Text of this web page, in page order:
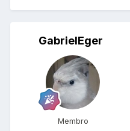
GabrielEger
Membro